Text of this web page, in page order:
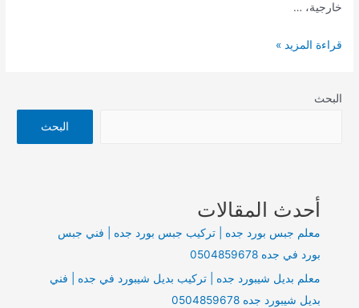
خارجية، …
مقاول
|
0504859678
قراءة المزيد »
البحث
البحث
أحدث المقالات
معلم جبس بورد جده | تركيب جبس بورد جده | فني جبس
بورد في جده 0504859678
معلم بديل شيبورد جده | تركيب بديل شيبورد في جده | فني
بديل شيبورد جده 0504859678